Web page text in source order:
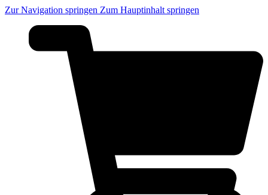
Zur Navigation springen Zum Hauptinhalt springen